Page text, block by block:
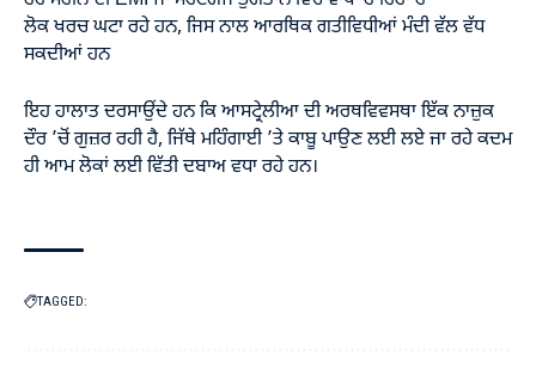
ਲੋਕ ਖਰਚ ਘਟਾ ਰਹੇ ਹਨ, ਜਿਸ ਨਾਲ ਆਰਥਿਕ ਗਤੀਵਿਧੀਆਂ ਮੰਦੀ ਵੱਲ ਵੱਧ
ਸਕਦੀਆਂ ਹਨ
ਇਹ ਹਾਲਾਤ ਦਰਸਾਉਂਦੇ ਹਨ ਕਿ ਆਸਟ੍ਰੇਲੀਆ ਦੀ ਅਰਥਵਿਵਸਥਾ ਇੱਕ ਨਾਜ਼ੁਕ
ਦੌਰ ’ਚੋਂ ਗੁਜ਼ਰ ਰਹੀ ਹੈ, ਜਿੱਥੇ ਮਹਿੰਗਾਈ ’ਤੇ ਕਾਬੂ ਪਾਉਣ ਲਈ ਲਏ ਜਾ ਰਹੇ ਕਦਮ
ਹੀ ਆਮ ਲੋਕਾਂ ਲਈ ਵਿੱਤੀ ਦਬਾਅ ਵਧਾ ਰਹੇ ਹਨ।
TAGGED: